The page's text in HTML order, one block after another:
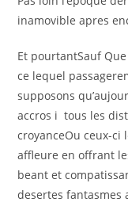
inamovible apres
Et pourtantSauf
ce lequel
supposons
accros i tous les
croyanceOu ceux-ci
affleure en offrant
beant et
desertes fantasmes